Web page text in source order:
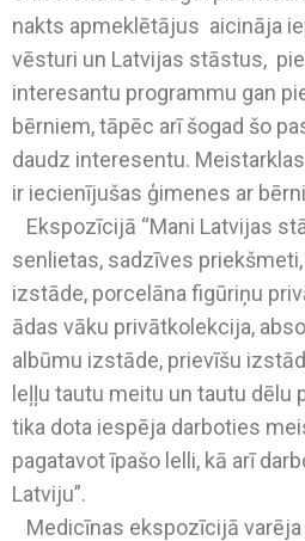
nakts apmeklētājus aicināja
vēsturi un Latvijas stāstus,
interesantu programmu gan
bērniem, tāpēc arī šogad šo
daudz interesentu.
ir iecienījušas ģimenes ar
Ekspozīcijā “Mani Latvijas
senlietas, sadzīves
izstāde, porcelāna figūriņu
ādas vāku privātkolekcija,
albūmu izstāde, prievīšu
leļļu tautu meitu un tautu dēlu
tika dota iespēja darboties
pagatavot īpašo lelli, kā arī
Latviju”.
Medicīnas ekspozīcijā